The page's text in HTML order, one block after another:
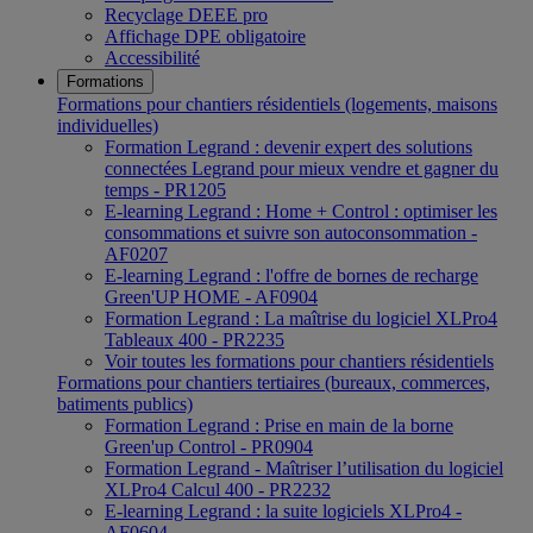
Recyclage DEEE pro
Affichage DPE obligatoire
Accessibilité
Formations
Formations pour chantiers résidentiels (logements, maisons
individuelles)
Formation Legrand : devenir expert des solutions
connectées Legrand pour mieux vendre et gagner du
temps - PR1205
E-learning Legrand : Home + Control : optimiser les
consommations et suivre son autoconsommation -
AF0207
E-learning Legrand : l'offre de bornes de recharge
Green'UP HOME - AF0904
Formation Legrand : La maîtrise du logiciel XLPro4
Tableaux 400 - PR2235
Voir toutes les formations pour chantiers résidentiels
Formations pour chantiers tertiaires (bureaux, commerces,
batiments publics)
Formation Legrand : Prise en main de la borne
Green'up Control - PR0904
Formation Legrand - Maîtriser l’utilisation du logiciel
XLPro4 Calcul 400 - PR2232
E-learning Legrand : la suite logiciels XLPro4 -